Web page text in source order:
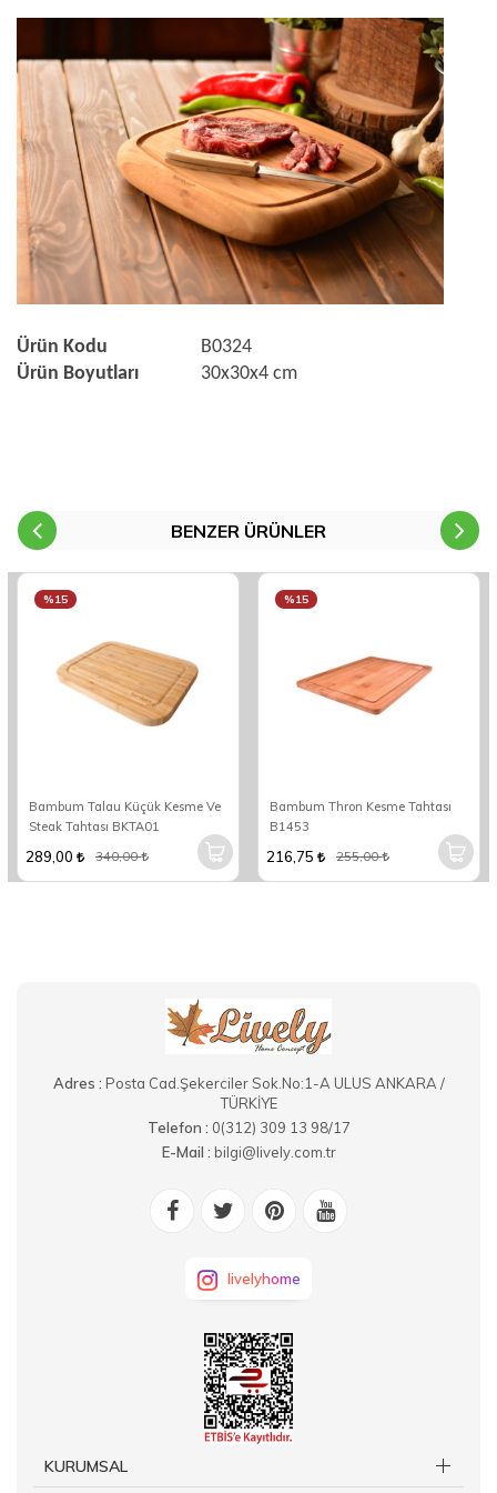
Ürün Kodu
B0324
Ürün Boyutları
30x30x4 cm
BENZER ÜRÜNLER
Bambum Talau Küçük Kesme Ve
Steak Tahtası BKTA01
%15
289,00 340,00
Bambum Thron Kesme Tahtası
B1453
%15
216,75 255,00
Adres : Posta Cad.Şekerciler Sok.No:1-A ULUS ANKARA /
TÜRKİYE
Telefon : 0(312) 309 13 98/17
E-Mail : bilgi@lively.com.tr
livelyhome
KURUMSAL